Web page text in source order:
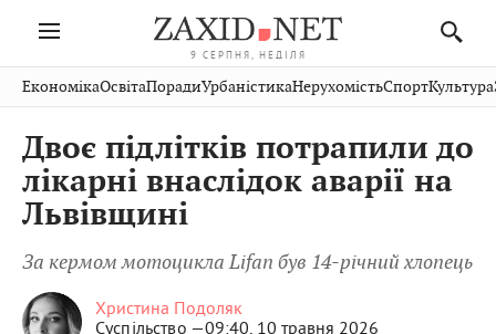
9 СЕРПНЯ, НЕДІЛЯ
Івано-
Франківськ
Тернопіль
Волинь
Закарпаття
Рівне
Чернівці
Шептицький
Стрий
Хмельницький
Вінниця
Публікації
Авто СловкоКультура
Кіно Дім СпортКраєзнавство
Фото ОсвітаНерухомість
Домашні
ЕкономікаОсвітаПорадиУрбаністикаНерухомістьСпортКультура
Двоє підлітків потрапили до
лікарні внаслідок аварії на
Львівщині
За кермом мотоцикла Lifan був 14-річний хлопець
Христина Подоляк
Суспільство —09:40, 10 травня 2026